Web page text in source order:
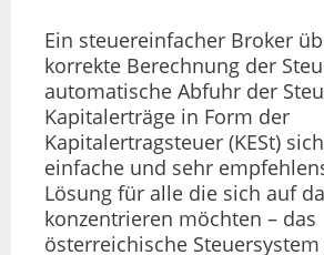
Ein steuereinfacher Broker
korrekte Berechnung der
automatische Abfuhr der
Kapitalerträge in Form der
Kapitalertragsteuer (KESt)
einfache und sehr
Lösung für alle die sich auf
konzentrieren möchten – das
österreichische